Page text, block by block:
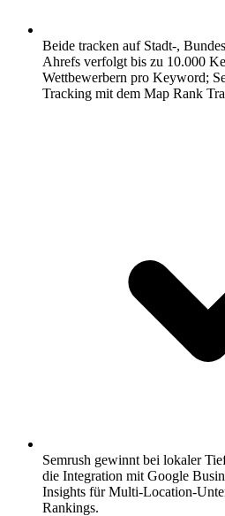
Beide tracken auf Stadt-,
Ahrefs verfolgt bis zu 10.000
Wettbewerbern pro Keyword;
Tracking mit dem Map Rank
Semrush gewinnt bei lokaler
die Integration mit Google
Insights für Multi-Location-
Rankings.